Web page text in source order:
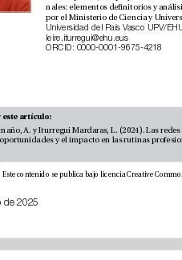
enero-junio de 2025
leire.iturregui@ehu.eus
0000-0001-9675-4218